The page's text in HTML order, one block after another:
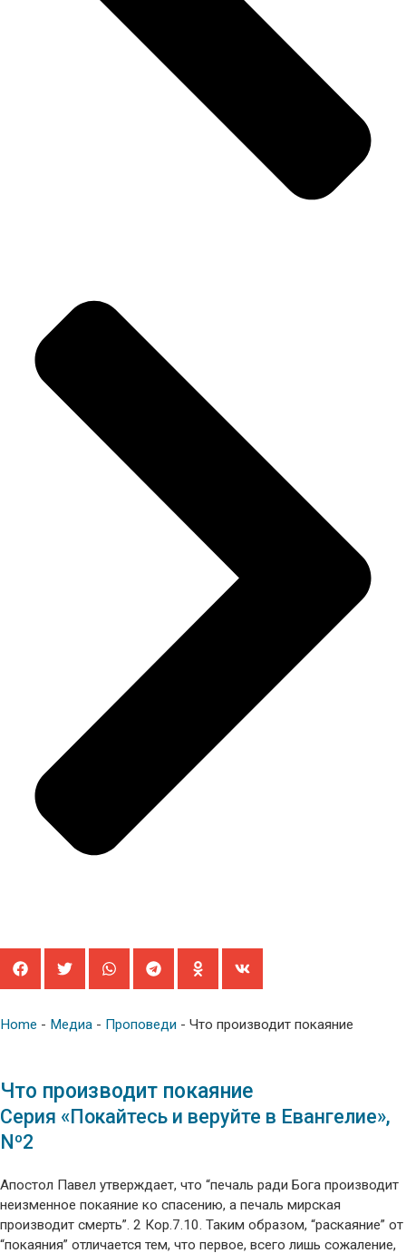
Home - Медиа - Проповеди - Что производит покаяние
Что производит покаяние
Серия «Покайтесь и веруйте в Евангелие»,
Nº2
Апостол Павел утверждает, что “печаль ради Бога производит
неизменное покаяние ко спасению, а печаль мирская
производит смерть”. 2 Кор.7.10. Таким образом, “раскаяние” от
“покаяния” отличается тем, что первое, всего лишь сожаление,